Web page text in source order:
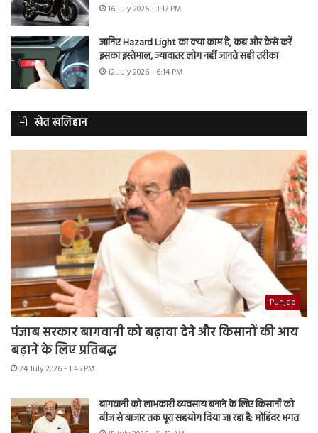
16 July 2026 - 3:17 PM
जानिए Hazard Light का क्या काम है, कब और कैसे करें
इसका इस्तेमाल, ज्यादातर लोग नहीं जानते सही तरीका
12 July 2026 - 6:14 PM
खेत खलिहान
Punjab
पंजाब सरकार बागवानी को बढ़ावा देने और किसानों की आय
बढ़ाने के लिए प्रतिबद्ध
24 July 2026 - 1:45 PM
बागवानी को लाभकारी व्यवसाय बनाने के लिए किसानों को
बीज से बाजार तक पूरा सहयोग दिया जा रहा है: मोहिंदर भगत